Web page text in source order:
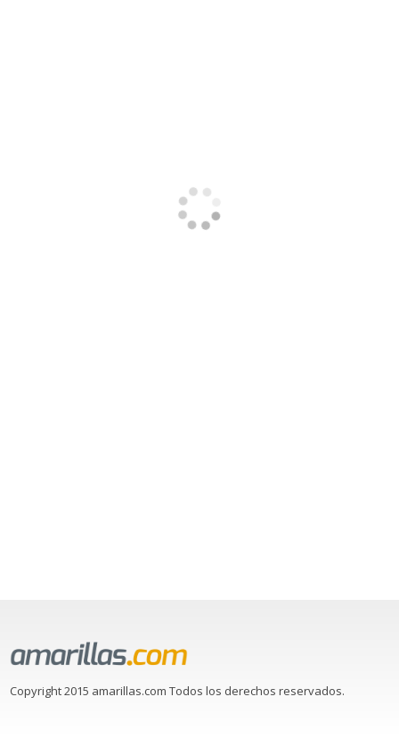
Copyright 2015 amarillas.com Todos los derechos reservados.